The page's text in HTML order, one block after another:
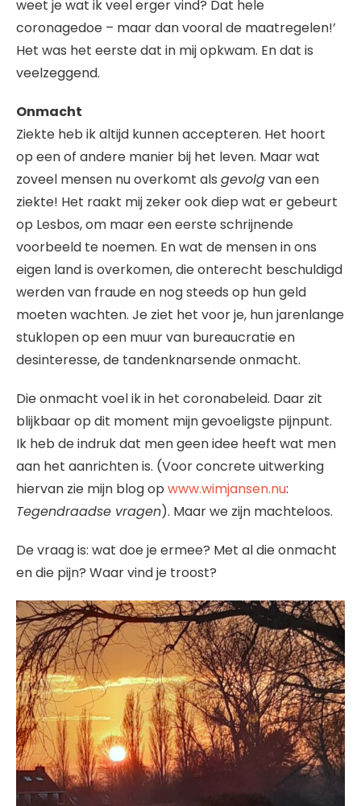
weet je wat ik veel erger vind? Dat hele
coronagedoe – maar dan vooral de maatregelen!’
Het was het eerste dat in mij opkwam. En dat is
veelzeggend.
Onmacht
Ziekte heb ik altijd kunnen accepteren. Het hoort
op een of andere manier bij het leven. Maar wat
zoveel mensen nu overkomt als gevolgvan een
ziekte! Het raakt mij zeker ook diep wat er gebeurt
op Lesbos, om maar een eerste schrijnende
voorbeeld te noemen. En wat de mensen in ons
eigen land is overkomen, die onterecht beschuldigd
werden van fraude en nog steeds op hun geld
moeten wachten. Je ziet het voor je, hun jarenlange
stuklopen op een muur van bureaucratie en
desinteresse, de tandenknarsende onmacht.
Die onmacht voel ik in het coronabeleid. Daar zit
blijkbaar op dit moment mijn gevoeligste pijnpunt.
Ik heb de indruk dat men geen idee heeft wat men
aan het aanrichten is. (Voor concrete uitwerking
hiervan zie mijn blog op www.wimjansen.nu:
Tegendraadse vragen). Maar we zijn machteloos.
De vraag is: wat doe je ermee? Met al die onmacht
en die pijn? Waar vind je troost?